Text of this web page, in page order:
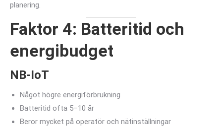
planering.
Faktor 4: Batteritid och
energibudget
NB-IoT
Något högre energiförbrukning
Batteritid ofta 5–10 år
Beror mycket på operatör och nätinställningar